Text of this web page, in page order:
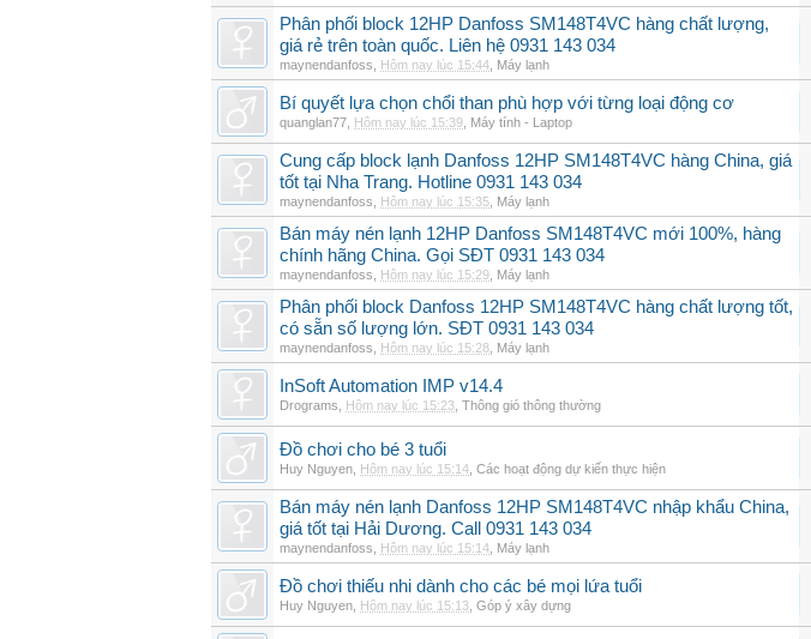
Phân phối block 12HP Danfoss SM148T4VC hàng chất lượng,
giá rẻ trên toàn quốc. Liên hệ 0931 143 034
maynendanfoss Hôm nay lúc 15:44 Máy lạnh
Bí quyết lựa chọn chổi than phù hợp với từng loại động cơ
quanglan77 Hôm nay lúc 15:39 Máy tính - Laptop
Cung cấp block lạnh Danfoss 12HP SM148T4VC hàng China, giá
tốt tại Nha Trang. Hotline 0931 143 034
maynendanfoss Hôm nay lúc 15:35 Máy lạnh
Bán máy nén lạnh 12HP Danfoss SM148T4VC mới 100%, hàng
chính hãng China. Gọi SĐT 0931 143 034
maynendanfoss Hôm nay lúc 15:29 Máy lạnh
Phân phối block Danfoss 12HP SM148T4VC hàng chất lượng tốt,
có sẵn số lượng lớn. SĐT 0931 143 034
maynendanfoss Hôm nay lúc 15:28 Máy lạnh
InSoft Automation IMP v14.4
Drograms Hôm nay lúc 15:23 Thông gió thông thường
Đồ chơi cho bé 3 tuổi
Huy Nguyen Hôm nay lúc 15:14 Các hoạt động dự kiến thực hiện
Bán máy nén lạnh Danfoss 12HP SM148T4VC nhập khẩu China,
giá tốt tại Hải Dương. Call 0931 143 034
maynendanfoss Hôm nay lúc 15:14 Máy lạnh
Đồ chơi thiếu nhi dành cho các bé mọi lứa tuổi
Huy Nguyen Hôm nay lúc 15:13 Góp ý xây dựng